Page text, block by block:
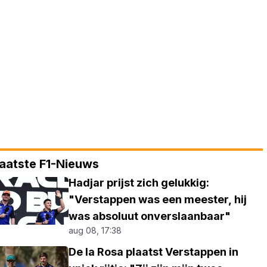
F1-Nieuws
Hadjar prijst zich gelukkig:
"Verstappen was een meester, hij
was absoluut onverslaanbaar"
aug 08, 17:38
De la Rosa plaatst Verstappen in